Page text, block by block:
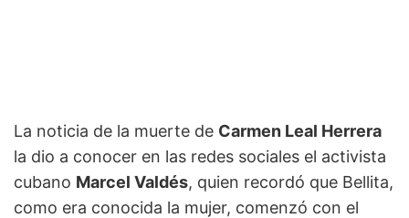
La noticia de la muerte de Carmen Leal Herrera
la dio a conocer en las redes sociales el activista
cubano Marcel Valdés, quien recordó que Bellita,
como era conocida la mujer, comenzó con el